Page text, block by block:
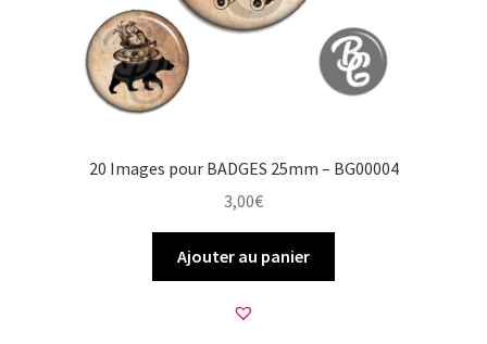
20 Images pour BADGES 25mm – BG00004
3,00€
Ajouter au panier